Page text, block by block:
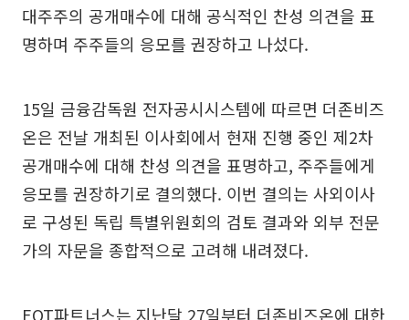
대주주의 공개매수에 대해 공식적인 찬성 의견을 표
명하며 주주들의 응모를 권장하고 나섰다.
15일 금융감독원 전자공시시스템에 따르면 더존비즈
온은 전날 개최된 이사회에서 현재 진행 중인 제2차
공개매수에 대해 찬성 의견을 표명하고, 주주들에게
응모를 권장하기로 결의했다. 이번 결의는 사외이사
로 구성된 독립 특별위원회의 검토 결과와 외부 전문
가의 자문을 종합적으로 고려해 내려졌다.
EQT파트너스는 지난달 27일부터 더존비즈온에 대한